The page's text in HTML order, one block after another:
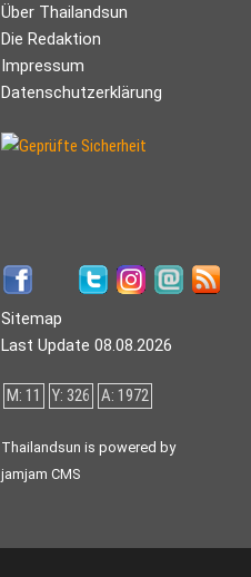
Über Thailandsun
Die Redaktion
Impressum
Datenschutzerklärung
Sitemap
Last Update 08.08.2026
M: 11 Y: 326 A: 1972
Thailandsun is powered by
jamjam CMS